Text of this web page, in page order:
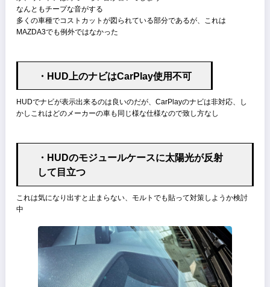
・リアナンバー付近に穴が空いている
これはナンバーの封印を破らないでもリアバンパーが交換できる様に
る為の工夫らしい